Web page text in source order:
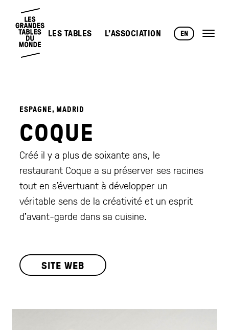
LES TABLES L’ASSOCIATION EN
ESPAGNE, MADRID
COQUE
Créé il y a plus de soixante ans, le
restaurant Coque a su préserver ses racines
tout en s’évertuant à développer un
véritable sens de la créativité et un esprit
d’avant-garde dans sa cuisine.
SITE WEB